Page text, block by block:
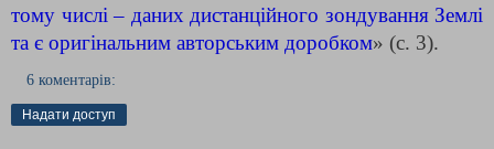
тому числі – даних дистанційного зондування Землі
та є оригінальним авторським доробком» (с. 3).
6 коментарів:
Надати доступ